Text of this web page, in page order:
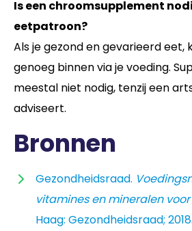
Is een chroomsupplement
eetpatroon?
Als je gezond en gevarieerd eet,
genoeg binnen via je voeding.
meestal niet nodig, tenzij een
adviseert.
Bronnen
Gezondheidsraad.
vitamines en mineralen
Haag: Gezondheidsraad; 2018.